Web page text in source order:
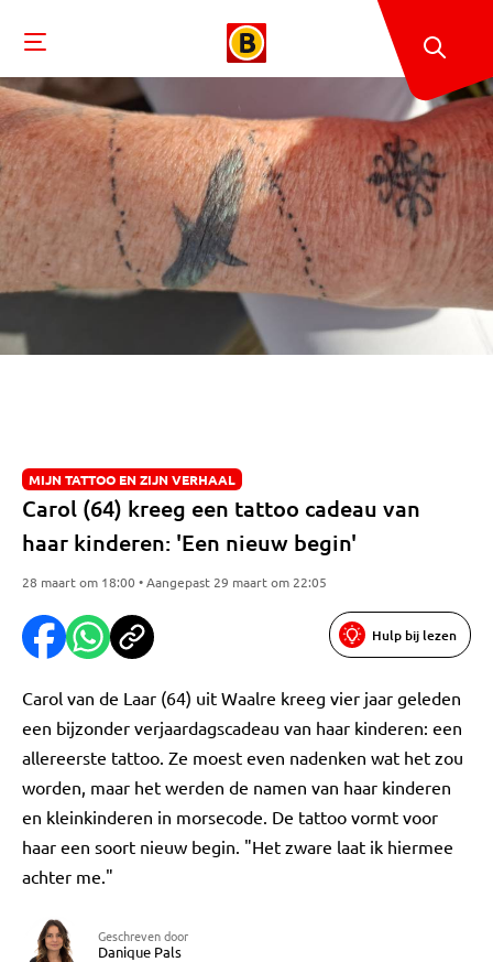
MIJN TATTOO EN ZIJN VERHAAL
Carol (64) kreeg een tattoo cadeau van
haar kinderen: 'Een nieuw begin'
28 maart om 18:00 • Aangepast 29 maart om 22:05
Hulp bij lezen
Carol van de Laar (64) uit Waalre kreeg vier jaar geleden
een bijzonder verjaardagscadeau van haar kinderen: een
allereerste tattoo. Ze moest even nadenken wat het zou
worden, maar het werden de namen van haar kinderen
en kleinkinderen in morsecode. De tattoo vormt voor
haar een soort nieuw begin. "Het zware laat ik hiermee
achter me."
Geschreven door
Danique Pals